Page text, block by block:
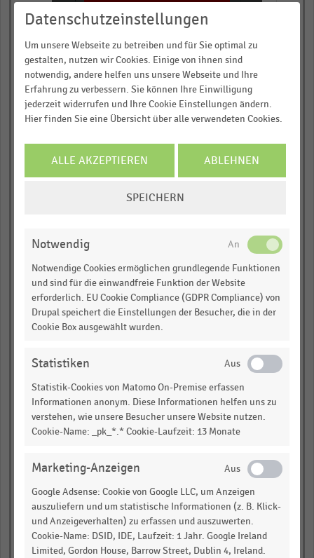
Bass Pro Group (US)(5)
Wayfair Inc (US)
Ulta Beauty (vorher: Ulta
Marathon Petroleum
Corporation (US)(5)
WinCo Foods (US)(5)
Army & Air Force
Exchange Service (US)
Hudson's Bay Company
Dillard's Inc (US)
Signet Jewelers (US)
Williams-Sonoma (US)
Coach) (US) (2)(5)
The Michaels
Datenschutzeinstellungen
Um unsere Webseite zu betreiben und für Sie optimal zu
gestalten, nutzen wir Cookies. Einige von ihnen sind
notwendig, andere helfen uns unsere Webseite und Ihre
Erfahrung zu verbessern. Sie können Ihre Einwilligung
jederzeit widerrufen und Ihre Cookie Einstellungen ändern.
Hier finden Sie eine Übersicht über alle verwendeten Cookies.
ALLE AKZEPTIEREN ABLEHNEN
SPEICHERN
Notwendig
Notwendige Cookies ermöglichen grundlegende Funktionen
und sind für die einwandfreie Funktion der Website
erforderlich. EU Cookie Compliance (GDPR Compliance) von
Drupal speichert die Einstellungen der Besucher, die in der
Cookie Box ausgewählt wurden.
Statistiken
Statistik-Cookies von Matomo On-Premise erfassen
Informationen anonym. Diese Informationen helfen uns zu
verstehen, wie unsere Besucher unsere Website nutzen.
Cookie-Name: _pk_*.* Cookie-Laufzeit: 13 Monate
Marketing-Anzeigen
Google Adsense: Cookie von Google LLC, um Anzeigen
auszuliefern und um statistische Informationen (z. B. Klick-
und Anzeigeverhalten) zu erfassen und auszuwerten.
Cookie-Name: DSID, IDE, Laufzeit: 1 Jahr. Google Ireland
Limited, Gordon House, Barrow Street, Dublin 4, Ireland.